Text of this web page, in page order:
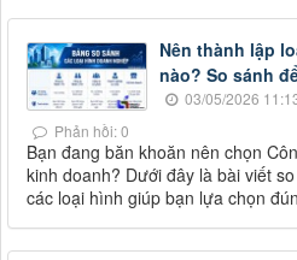
Nên thành lập
nào? So sánh
03/05/2026
Phản hồi: 0
Bạn đang băn khoăn nên chọn
kinh doanh? Dưới đây là bài viết
các loại hình giúp bạn lựa chọn